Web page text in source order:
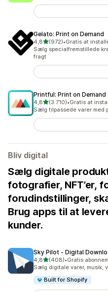
Gelato: Print on Demand
4,8ud af 5 stjerner
(972)
972 anmeldelser i alt
•Gratis at
Sælg specialfremstillede
fragt
Printful: Print on Demand
4,8ud af 5 stjerner
(3.710)
3710 anmeldelser i alt
•Gratis at
Sælg tilpassede varer med
Bliv digital
Sælg digitale
fotografier, NFT’er,
forudindstillinger,
Brug apps til at
kunder.
Sky Pilot ‑ Digital
4,8ud af 5 stjerner
(408)
408 anmeldelser i alt
•Gratis
Sælg digitale varer, musik,
Built for Shopify